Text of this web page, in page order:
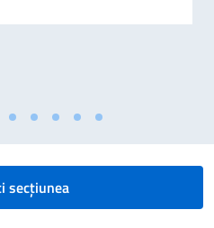
secțiunea